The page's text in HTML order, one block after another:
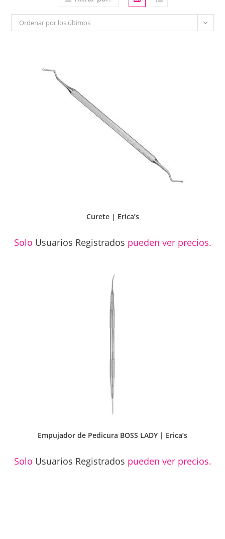
Ordenar por los últimos
Curete | Erica’s
Solo Usuarios Registrados pueden ver precios.
Empujador de Pedicura BOSS LADY | Erica’s
Solo Usuarios Registrados pueden ver precios.